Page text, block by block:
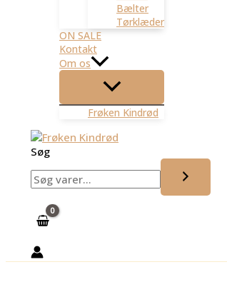
Bælter
Tørklæder
ON SALE
Kontakt
Om os
Frøken Kindrød
Søg